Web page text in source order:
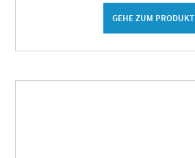
GEHE ZUM PRODUKT